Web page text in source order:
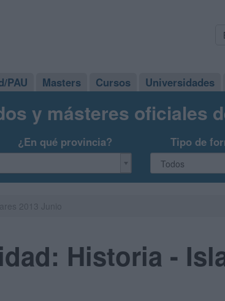
PAU Masters Cursos Universidades
y másteres oficiales
¿En qué provincia? Tipo de
Historia -